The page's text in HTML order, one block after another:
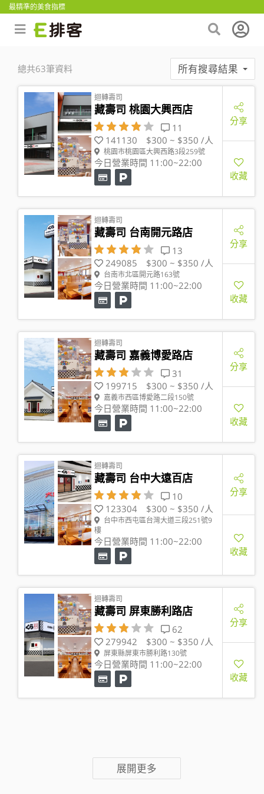
最精準的美食指標
總共63筆資料 所有搜尋結果
迴轉壽司
藏壽司 桃園大興西店
11
141130
$300 ~ $350 /人
桃園市桃園區大興西路3段259號
今日營業時間 11:00~22:00
分享
收藏
迴轉壽司
藏壽司 台南開元路店
13
249085
$300 ~ $350 /人
台南市北區開元路163號
今日營業時間 11:00~22:00
分享
收藏
迴轉壽司
藏壽司 嘉義博愛路店
31
199715
$300 ~ $350 /人
嘉義市西區博愛路二段150號
今日營業時間 11:00~22:00
分享
收藏
迴轉壽司
藏壽司 台中大遠百店
10
123304
$300 ~ $350 /人
台中市西屯區台灣大道三段251號9
樓
今日營業時間 11:00~22:00
分享
收藏
迴轉壽司
藏壽司 屏東勝利路店
62
279942
$300 ~ $350 /人
屏東縣屏東市勝利路130號
今日營業時間 11:00~22:00
分享
收藏
展開更多